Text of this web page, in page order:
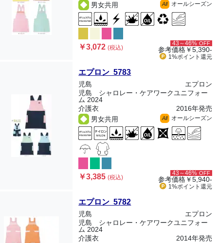
男女共用
All オールシーズン
￥3,072(税込)
43～46% OFF
参考価格￥5,390-
1%ポイント 還元
エプロン 5783
児島
エプロン
児島 シャロレー・ケアワークユニフォー
ム 2024
介護衣
2016年発売
男女共用
All オールシーズン
￥3,385(税込)
43～46% OFF
参考価格￥5,940-
1%ポイント 還元
エプロン 5782
児島
エプロン
児島 シャロレー・ケアワークユニフォー
ム 2024
介護衣
2014年発売